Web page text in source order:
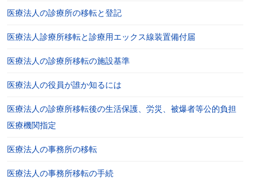
医療法人の診療所の移転と登記
医療法人診療所移転と診療用エックス線装置備付届
医療法人の診療所移転の施設基準
医療法人の役員が誰か知るには
医療法人の診療所移転後の生活保護、労災、被爆者等公的負担
医療機関指定
医療法人の事務所の移転
医療法人の事務所移転の手続